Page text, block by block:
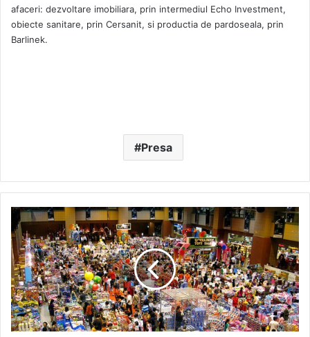
afaceri: dezvoltare imobiliara, prin intermediul Echo Investment,
obiecte sanitare, prin Cersanit, si productia de pardoseala, prin
Barlinek.
Presa
Cinci
ani
de
mall-
uri
au
omorat
economia
zonei